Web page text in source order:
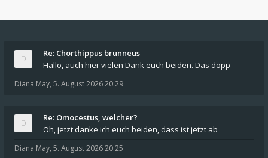
Re: Chorthippus brunneus
Hallo, auch hier vielen Dank euch beiden. Das dopp
Diana May, 5. August 2026 20:29
Re: Omocestus, welcher?
Oh, jetzt danke ich euch beiden, dass ist jetzt ab
Diana May, 5. August 2026 20:25